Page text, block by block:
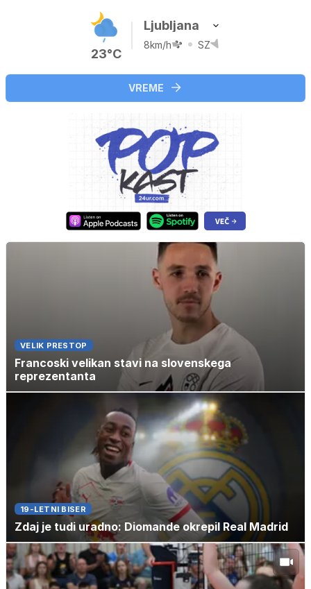
23°C
Ljubljana
8km/h SZ
VREME
VELIK PRESTOP
Francoski velikan stavi na slovenskega
reprezentanta
19-LETNI BISER
Zdaj je tudi uradno: Diomande okrepil Real Madrid